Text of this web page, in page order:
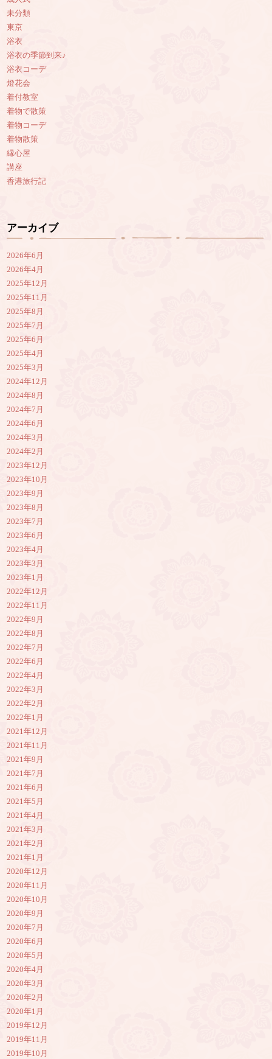
未分類
東京
浴衣
浴衣の季節到来♪
浴衣コーデ
燈花会
着付教室
着物で散策
着物コーデ
着物散策
縁心屋
講座
香港旅行記
アーカイブ
2026年6月
2026年4月
2025年12月
2025年11月
2025年8月
2025年7月
2025年6月
2025年4月
2025年3月
2024年12月
2024年8月
2024年7月
2024年6月
2024年3月
2024年2月
2023年12月
2023年10月
2023年9月
2023年8月
2023年7月
2023年6月
2023年4月
2023年3月
2023年1月
2022年12月
2022年11月
2022年9月
2022年8月
2022年7月
2022年6月
2022年4月
2022年3月
2022年2月
2022年1月
2021年12月
2021年11月
2021年9月
2021年7月
2021年6月
2021年5月
2021年4月
2021年3月
2021年2月
2021年1月
2020年12月
2020年11月
2020年10月
2020年9月
2020年7月
2020年6月
2020年5月
2020年4月
2020年3月
2020年2月
2020年1月
2019年12月
2019年11月
2019年10月